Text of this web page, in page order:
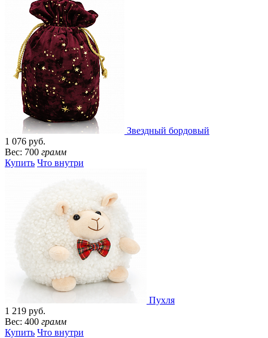
Звездный бордовый
1 076 руб.
Вес: 700 грамм
Купить Что внутри
Пухля
1 219 руб.
Вес: 400 грамм
Купить Что внутри